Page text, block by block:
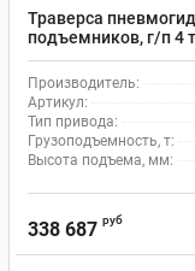
Траверса
подъемников, г/п 4
Производитель:
Артикул:
Тип привода:
Грузоподъемность, т:
Высота подъема, мм:
338 687 руб